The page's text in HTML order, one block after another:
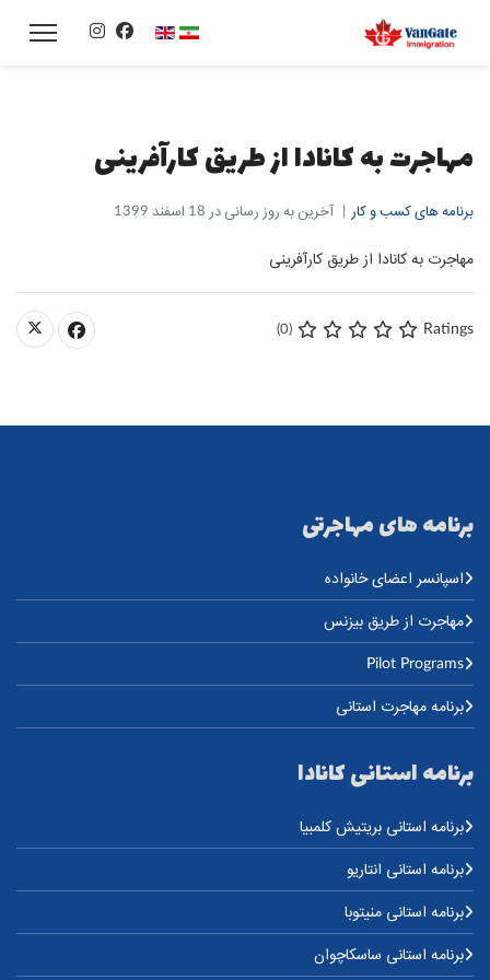
زبان خود را انتخاب کنید
مهاجرت به کانادا از طریق کارآفرینی
برنامه های کسب و کار آخرین به روز رسانی در 18 اسفند 1399
مهاجرت به کانادا از طریق کارآفرینی
Ratings
(0)
برنامه های مهاجرتی
اسپانسر اعضای خانواده
مهاجرت از طریق بیزنس
Pilot Programs
برنامه مهاجرت استانی
برنامه استانی کانادا
برنامه استانی بریتیش کلمبیا
برنامه استانی انتاریو
برنامه استانی منیتوبا
برنامه استانی ساسکاچوان